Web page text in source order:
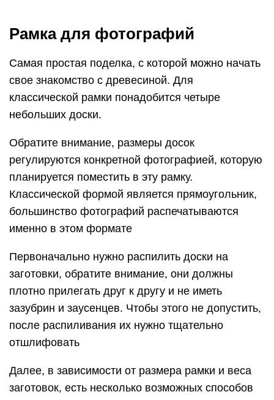
Рамка для фотографий
Самая простая поделка, с которой можно начать
свое знакомство с древесиной. Для
классической рамки понадобится четыре
небольших доски.
Обратите внимание, размеры досок
регулируются конкретной фотографией, которую
планируется поместить в эту рамку.
Классической формой является прямоугольник,
большинство фотографий распечатываются
именно в этом формате
Первоначально нужно распилить доски на
заготовки, обратите внимание, они должны
плотно прилегать друг к другу и не иметь
зазубрин и заусенцев. Чтобы этого не допустить,
после распиливания их нужно тщательно
отшлифовать
Далее, в зависимости от размера рамки и веса
заготовок, есть несколько возможных способов